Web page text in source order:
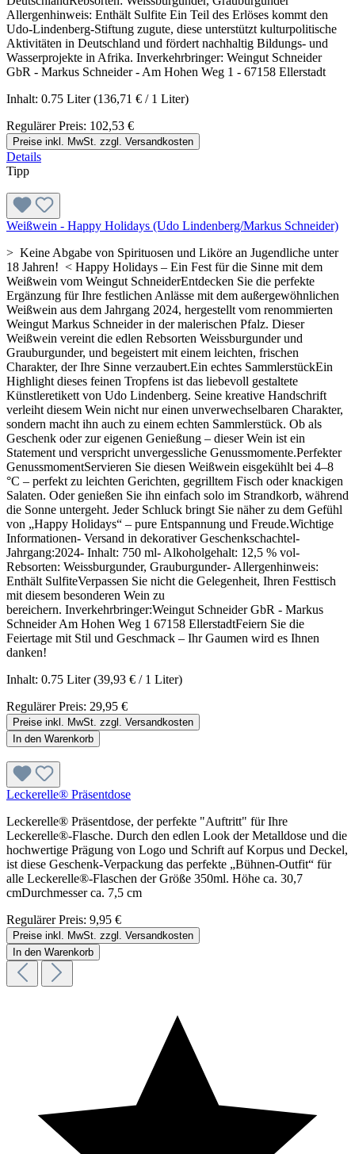
Allergenhinweis: Enthält Sulfite Ein Teil des Erlöses kommt den
Udo-Lindenberg-Stiftung zugute, diese unterstützt kulturpolitische
Aktivitäten in Deutschland und fördert nachhaltig Bildungs- und
Wasserprojekte in Afrika. Inverkehrbringer: Weingut Schneider
GbR - Markus Schneider - Am Hohen Weg 1 - 67158 Ellerstadt
Inhalt: 0.75 Liter(136,71 € / 1 Liter)
Regulärer Preis: 102,53 €
Preise inkl. MwSt. zzgl. Versandkosten
Details
Tipp
Weißwein - Happy Holidays (Udo Lindenberg/Markus Schneider)
> Keine Abgabe von Spirituosen und Liköre an Jugendliche unter
18 Jahren! < Happy Holidays – Ein Fest für die Sinne mit dem
Weißwein vom Weingut SchneiderEntdecken Sie die perfekte
Ergänzung für Ihre festlichen Anlässe mit dem außergewöhnlichen
Weißwein aus dem Jahrgang 2024, hergestellt vom renommierten
Weingut Markus Schneider in der malerischen Pfalz. Dieser
Weißwein vereint die edlen Rebsorten Weissburgunder und
Grauburgunder, und begeistert mit einem leichten, frischen
Charakter, der Ihre Sinne verzaubert.Ein echtes SammlerstückEin
Highlight dieses feinen Tropfens ist das liebevoll gestaltete
Künstleretikett von Udo Lindenberg. Seine kreative Handschrift
verleiht diesem Wein nicht nur einen unverwechselbaren Charakter,
sondern macht ihn auch zu einem echten Sammlerstück. Ob als
Geschenk oder zur eigenen Genießung – dieser Wein ist ein
Statement und verspricht unvergessliche Genussmomente.Perfekter
GenussmomentServieren Sie diesen Weißwein eisgekühlt bei 4–8
°C – perfekt zu leichten Gerichten, gegrilltem Fisch oder knackigen
Salaten. Oder genießen Sie ihn einfach solo im Strandkorb, während
die Sonne untergeht. Jeder Schluck bringt Sie näher zu dem Gefühl
von „Happy Holidays“ – pure Entspannung und Freude.Wichtige
Informationen- Versand in dekorativer Geschenkschachtel-
Jahrgang:2024- Inhalt: 750 ml- Alkoholgehalt: 12,5 % vol-
Rebsorten: Weissburgunder, Grauburgunder- Allergenhinweis:
Enthält SulfiteVerpassen Sie nicht die Gelegenheit, Ihren Festtisch
mit diesem besonderen Wein zu
bereichern. Inverkehrbringer:Weingut Schneider GbR - Markus
Schneider Am Hohen Weg 1 67158 EllerstadtFeiern Sie die
Feiertage mit Stil und Geschmack – Ihr Gaumen wird es Ihnen
danken!
Inhalt: 0.75 Liter(39,93 € / 1 Liter)
Regulärer Preis: 29,95 €
Preise inkl. MwSt. zzgl. Versandkosten
In den Warenkorb
Leckerelle® Präsentdose
Leckerelle® Präsentdose, der perfekte "Auftritt" für Ihre
Leckerelle®-Flasche. Durch den edlen Look der Metalldose und die
hochwertige Prägung von Logo und Schrift auf Korpus und Deckel,
ist diese Geschenk-Verpackung das perfekte „Bühnen-Outfit“ für
alle Leckerelle®-Flaschen der Größe 350ml. Höhe ca. 30,7
cmDurchmesser ca. 7,5 cm
Regulärer Preis: 9,95 €
Preise inkl. MwSt. zzgl. Versandkosten
In den Warenkorb